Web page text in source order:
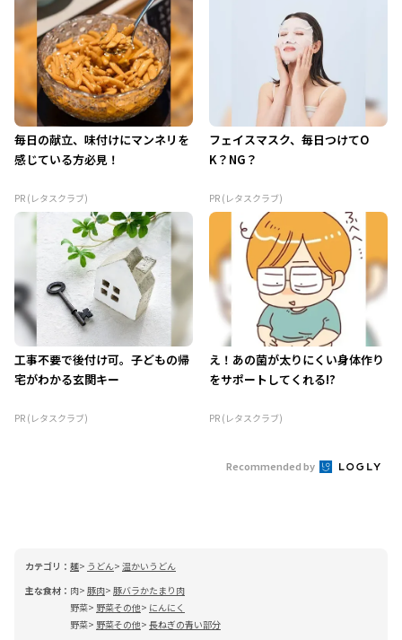
毎日の献立、味付けにマンネリを
感じている方必見！
PR (レタスクラブ)
フェイスマスク、毎日つけてO
K？NG？
PR (レタスクラブ)
工事不要で後付け可。子どもの帰
宅がわかる玄関キー
PR (レタスクラブ)
え！あの菌が太りにくい身体作り
をサポートしてくれる!?
PR (レタスクラブ)
Recommended by
カテゴリ： 麺 うどん 温かいうどん
主な食材： 肉 豚肉 豚バラかたまり肉
野菜
野菜その他
にんにく
野菜
野菜その他 長ねぎの青い部分